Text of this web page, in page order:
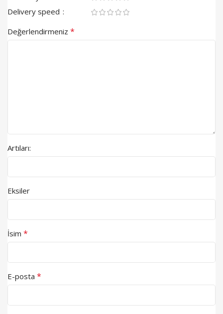
Delivery speed
Değerlendirmeniz *
Artıları:
Eksiler
İsim *
E-posta *